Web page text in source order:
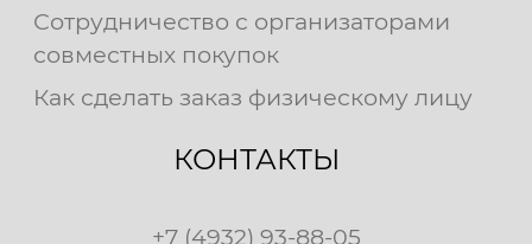
Сотрудничество с организаторами
совместных покупок
Как сделать заказ физическому лицу
КОНТАКТЫ
+7 (4932) 93-88-05